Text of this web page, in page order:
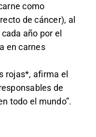
como
de cáncer), al
año por el
en carnes
rojas*, afirma el
de
todo el mundo”.